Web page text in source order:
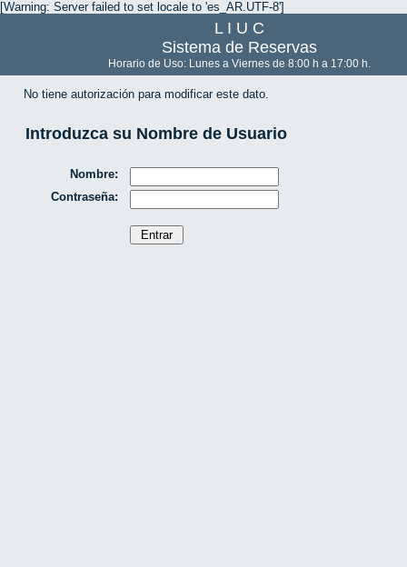
[Warning: Server failed to set locale to 'es_AR.UTF-8']
L I U C
Sistema de Reservas
Horario de Uso: Lunes a Viernes de 8:00 h a 17:00 h.
No tiene autorización para modificar este dato.
Introduzca su Nombre de Usuario
Nombre:
Contraseña: